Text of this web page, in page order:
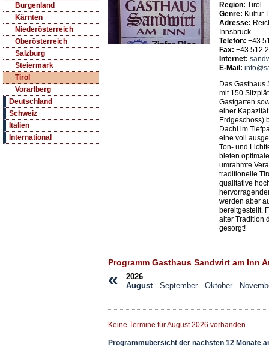
Burgenland
Kärnten
Niederösterreich
Oberösterreich
Salzburg
Steiermark
Tirol
Vorarlberg
Deutschland
Schweiz
Italien
International
Region: Tirol
Genre: Kultur-
Adresse:
Innsbruck
Telefon: +43
Fax: +43 512
Internet:
E-Mail:
Das Gasthaus
mit 150
Gastgarten
einer
Erdgeschoss)
Dachl im
eine voll
Ton- und
bieten
umrahmte
traditionelle
qualitative
werden aber
bereitgestellt.
alter Tradition
gesorgt!
Programm Gasthaus Sandwirt am Inn
«
2026
August
September Oktober
Keine Termine für August 2026 vorhanden.
Programmübersicht der nächsten 12 Monate